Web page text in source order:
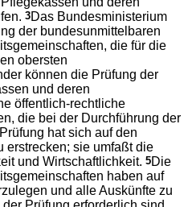
3Das Bundesministerium
der bundesunmittelbaren
die für die
obersten
können die Prüfung der
und deren
öffentlich-rechtliche
die bei der Durchführung der
hat sich auf den
erstrecken; sie umfaßt die
und Wirtschaftlichkeit.5Die
haben auf
und alle Auskünfte zu